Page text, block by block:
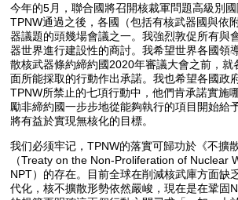
今年的5月，聯合國將召開核裁軍問題高級別
TPNW通過之後，各國（包括有核武器國與依
器議題的頭幾場會議之一。我強烈敦促所有與
器世界進行建設性的商討。我希望世界各國領
散核武器條約締約國2020年審議大會之前，就
面所能採取的行動作出承諾。我也希望各國政
TPNW所禁止的七項行動中，他們肯承諾實施
勵非締約國一步步地從能夠執行的項目開始給
將有益於實現無核化的目標。
我们必须牢记，TPNW的落實可歸功於《不擴
（Treaty on the Non-Proliferation of Nuclear
NPT）的存在。目前全球在削減核武庫方面缺
代化，核不擴散形勢依然嚴峻，現在是在鞏固